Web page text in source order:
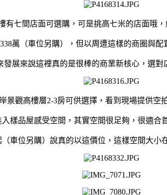
有七間店面可選購，可是挑高七米的店面哦，
萬（車位另購），但以周遭這樣的商圈與配
發展來說這裡真的是很棒的商業新核心，選對
景觀高樓層2-3房可供選擇，看到現場提供空
樣品屋感受空間，其實空間很足夠，很適合
（車位另購）說真的以這價位，這樣空間大小